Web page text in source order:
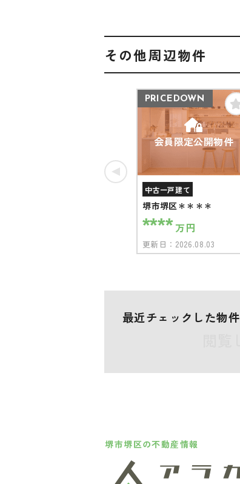
その他周辺物件
会員限定公開物件
PRICEDOWN
中古一戸建て
堺市堺区＊＊＊＊
****万円
更新日： 2026.08.03
最近チェックした物件
堺市堺区の不動産情報